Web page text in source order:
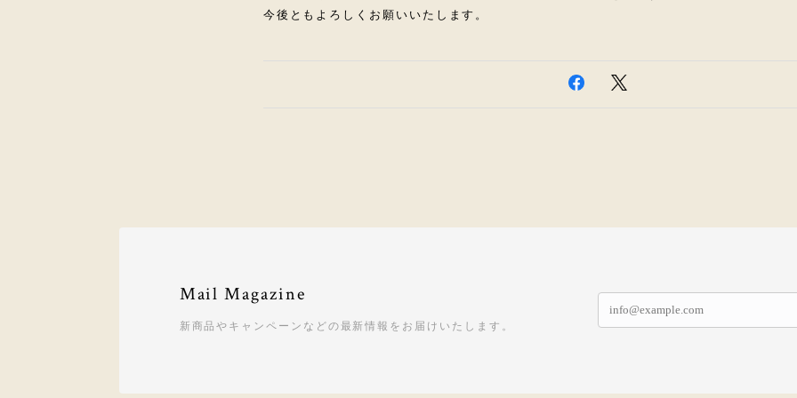
今後ともよろしくお願いいたします。
Mail Magazine
新商品やキャンペーンなどの最新情報をお届けいたします。